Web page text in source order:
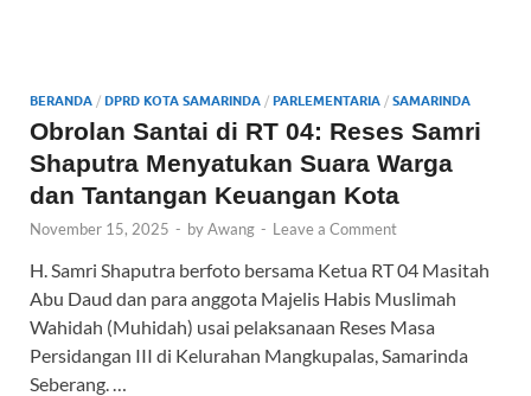
BERANDA / DPRD KOTA SAMARINDA / PARLEMENTARIA / SAMARINDA
Obrolan Santai di RT 04: Reses Samri
Shaputra Menyatukan Suara Warga
dan Tantangan Keuangan Kota
November 15, 2025 - byAwang - Leave a Comment
H. Samri Shaputra berfoto bersama Ketua RT 04 Masitah
Abu Daud dan para anggota Majelis Habis Muslimah
Wahidah (Muhidah) usai pelaksanaan Reses Masa
Persidangan III di Kelurahan Mangkupalas, Samarinda
Seberang. …